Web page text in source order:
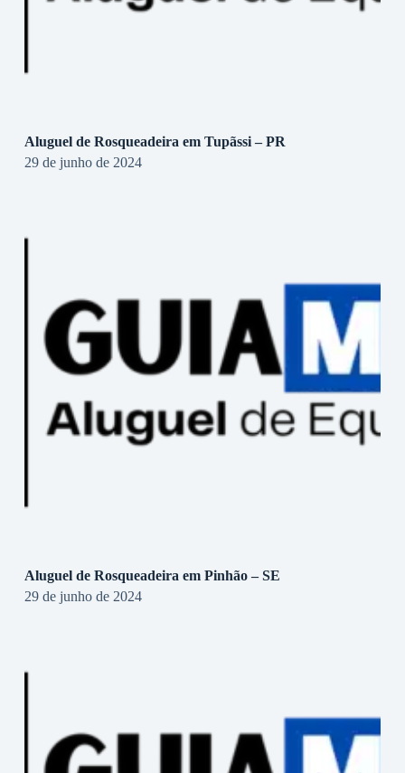
Aluguel de Rosqueadeira em Tupãssi – PR
29 de junho de 2024
Aluguel de Rosqueadeira em Pinhão – SE
29 de junho de 2024